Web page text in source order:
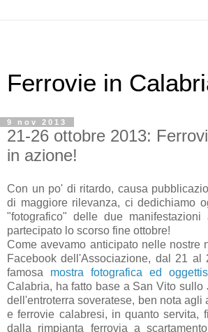
Ferrovie in
9 nov 2013
21-26 ottobre 2013:
in azione!
Con un po' di ritardo, causa
di maggiore rilevanza, ci dedichiamo
"fotografico" delle due
partecipato lo scorso fine ottobre!
Come avevamo anticipato nelle nostre
Facebook dell'Associazione, dal 21 al
famosa mostra fotografica ed
Calabria, ha fatto base a San Vito sullo
dell'entroterra soveratese, ben nota agli
e ferrovie calabresi, in quanto servita,
dalla rimpianta ferrovia a